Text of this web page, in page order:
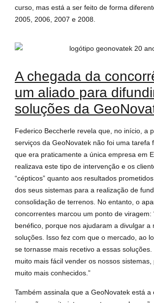
curso, mas está a ser feito de forma
2005, 2006, 2007 e 2008.
A chegada da
um aliado para
soluções da
Federico Beccherle revela que, no início, a
serviços da GeoNovatek não foi uma tarefa
que era praticamente a única empresa em
realizava este tipo de intervenção e os
“cépticos” quanto aos resultados
dos seus sistemas para a realização de
consolidação de terrenos. No entanto, o
concorrentes marcou um ponto de viragem:
benéfico, porque nos ajudaram a divulgar a
soluções. Isso fez com que o mercado, ao
se tornasse mais recetivo a essas
muito mais fácil vender os nossos sistemas,
muito mais conhecidos.”
Também assinala que a GeoNovatek está a